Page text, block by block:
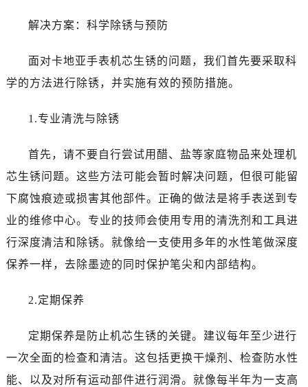
解决方案：科学除锈与预防
面对卡地亚手表机芯生锈的问题，我们首先要采取科
学的方法进行除锈，并实施有效的预防措施。
1.专业清洗与除锈
首先，请不要自行尝试用醋、盐等家庭物品来处理机
芯生锈问题。这些方法可能会暂时解决问题，但很可能留
下腐蚀痕迹或损害其他部件。正确的做法是将手表送到专
业的维修中心。专业的技师会使用专用的清洗剂和工具进
行深度清洁和除锈。就像给一支使用多年的水性笔做深度
保养一样，去除墨迹的同时保护笔尖和内部结构。
2.定期保养
定期保养是防止机芯生锈的关键。建议每年至少进行
一次全面的检查和清洁。这包括更换干燥剂、检查防水性
能、以及对所有运动部件进行润滑。就像每半年为一支高